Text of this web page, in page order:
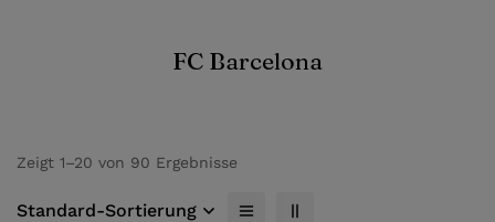
FC Barcelona
Zeigt 1–20 von 90 Ergebnisse
Standard-Sortierung